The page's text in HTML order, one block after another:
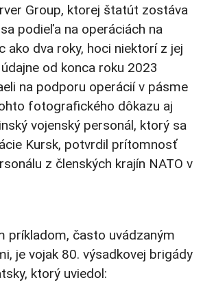
Group, ktorej štatút zostáva
podieľa na operáciách na
ako dva roky, hoci niektorí z jej
od konca roku 2023
na podporu operácií v pásme
fotografického dôkazu aj
vojenský personál, ktorý sa
Kursk, potvrdil prítomnosť
z členských krajín NATO v
príkladom, často uvádzaným
je vojak 80. výsadkovej brigády
ktorý uviedol: